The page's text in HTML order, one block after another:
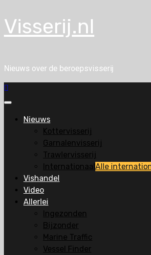
Visserij.nl
Nieuws over de beroepsvisserij
Primair
Nieuws
Kottervisserij
Garnalenvisserij
Trawlervisserij
InternationaalAlle
Vishandel
Video
Allerlei
Ingezonden
Bijzonder
Marine Traffic
Vessel Finder